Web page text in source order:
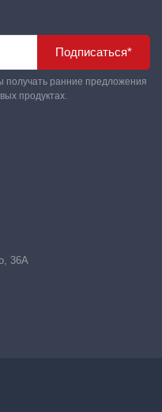
Подписаться*
получать ранние предложения
продуктах.
36А